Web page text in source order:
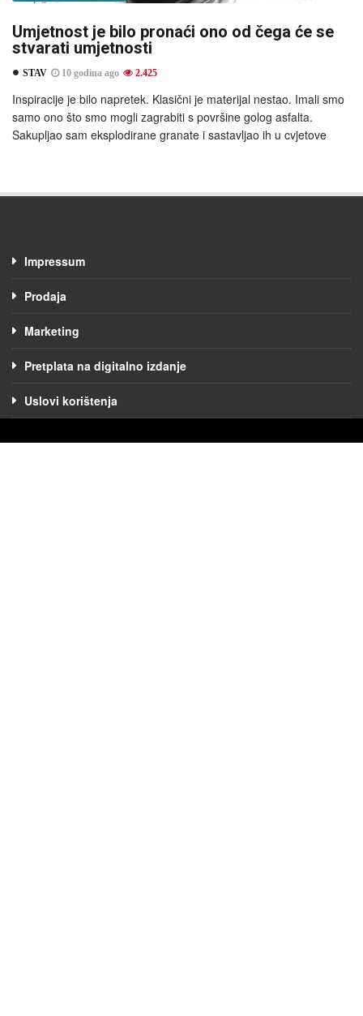
Umjetnost je bilo pronaći ono od čega će se
stvarati umjetnosti
STAV 10 godina ago 2.425
Inspiracije je bilo napretek. Klasični je materijal nestao. Imali smo
samo ono što smo mogli zagrabiti s površine golog asfalta.
Sakupljao sam eksplodirane granate i sastavljao ih u cvjetove
Impressum
Prodaja
Marketing
Pretplata na digitalno izdanje
Uslovi korištenja